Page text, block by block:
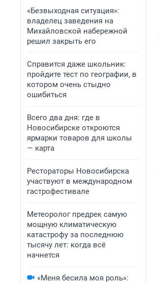
«Безвыходная ситуация»:
владелец заведения на
Михайловской набережной
решил закрыть его
Справится даже школьник:
пройдите тест по географии, в
котором очень стыдно
ошибиться
Всего два дня: где в
Новосибирске откроются
ярмарки товаров для школы
— карта
Рестораторы Новосибирска
участвуют в международном
гастрофестивале
Метеоролог предрек самую
мощную климатическую
катастрофу за последнюю
тысячу лет: когда всё
начнется
«Меня бесила моя роль»: